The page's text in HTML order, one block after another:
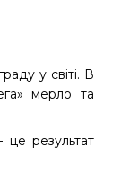
у світі. В
мерло та
результат